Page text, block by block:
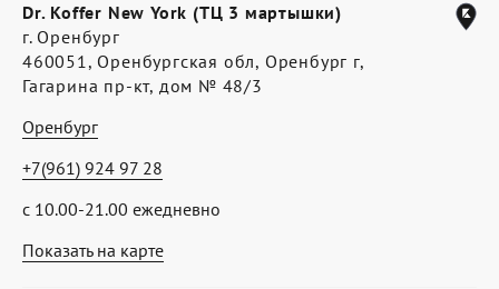
Показать на карте
Dr. Koffer New York (ТЦ 3 мартышки)
г. Оренбург
460051, Оренбургская обл, Оренбург г,
Гагарина пр-кт, дом № 48/3
Оренбург
с 10.00-21.00 ежедневно
+7(961) 924 97 28